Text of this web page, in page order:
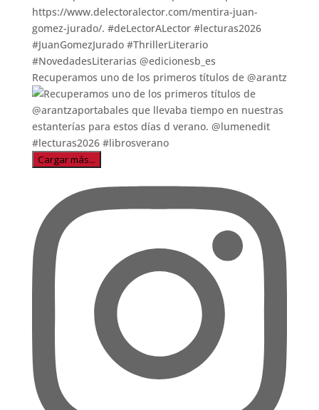
Recuperamos uno de los primeros títulos de @arantz
Cargar más...